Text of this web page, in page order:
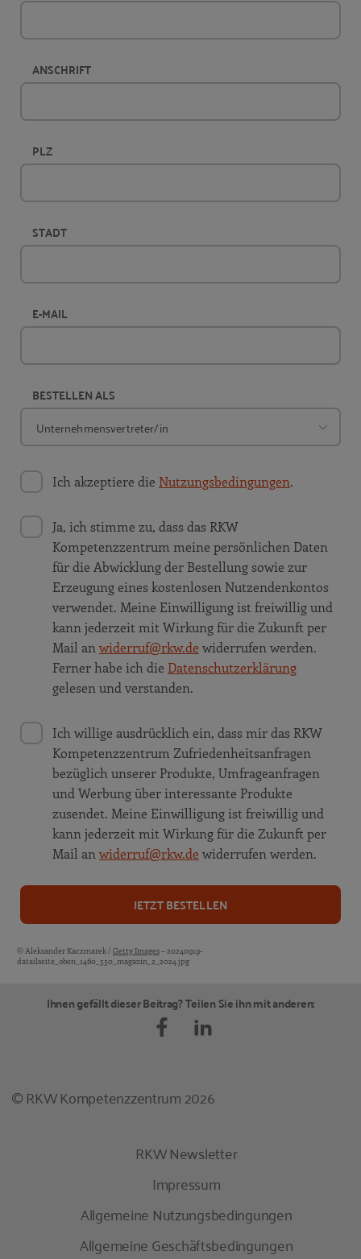
ANSCHRIFT
PLZ
STADT
E-MAIL
BESTELLEN ALS
Ich akzeptiere die Nutzungsbedingungen.
Ja, ich stimme zu, dass das RKW
Kompetenzzentrum meine persönlichen Daten
für die Abwicklung der Bestellung sowie zur
Erzeugung eines kostenlosen Nutzendenkontos
verwendet. Meine Einwilligung ist freiwillig und
kann jederzeit mit Wirkung für die Zukunft per
Mail an widerruf@rkw.de widerrufen werden.
Ferner habe ich die Datenschutzerklärung
gelesen und verstanden.
Ich willige ausdrücklich ein, dass mir das RKW
Kompetenzzentrum Zufriedenheitsanfragen
bezüglich unserer Produkte, Umfrageanfragen
und Werbung über interessante Produkte
zusendet. Meine Einwilligung ist freiwillig und
kann jederzeit mit Wirkung für die Zukunft per
Mail an widerruf@rkw.de widerrufen werden.
JETZT BESTELLEN
Bildquellen und Copyright-Hinweise
© Aleksander Kaczmarek / Getty Images– 20240919-
datailseite_oben_1460_550_magazin_2_2024.jpg
Ihnen gefällt dieser Beitrag? Teilen Sie ihn mit anderen:
© RKW Kompetenzzentrum 2026
RKW Newsletter
Impressum
Allgemeine Nutzungsbedingungen
Allgemeine Geschäftsbedingungen